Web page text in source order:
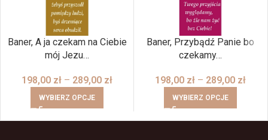
Baner, A ja czekam na Ciebie
mój Jezu…
198,00 zł – 289,00 zł
WYBIERZ OPCJE
Baner, Przybądź Panie bo
czekamy…
198,00 zł – 289,00 zł
WYBIERZ OPCJE